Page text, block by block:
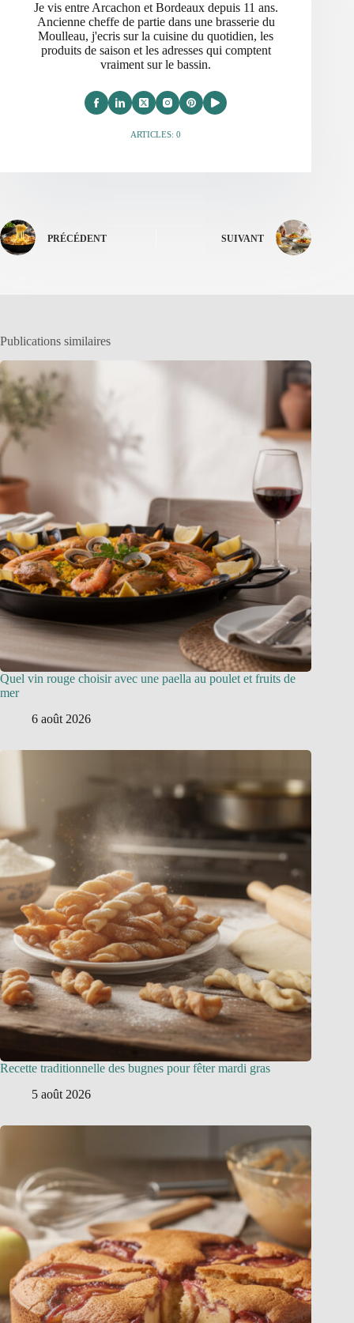
Je vis entre Arcachon et Bordeaux depuis 11 ans.
Ancienne cheffe de partie dans une brasserie du
Moulleau, j'ecris sur la cuisine du quotidien, les
produits de saison et les adresses qui comptent
vraiment sur le bassin.
ARTICLES: 0
PRÉCÉDENT SUIVANT
Publications similaires
Quel vin rouge choisir avec une paella au poulet et fruits de
mer
6 août 2026
Recette traditionnelle des bugnes pour fêter mardi gras
5 août 2026